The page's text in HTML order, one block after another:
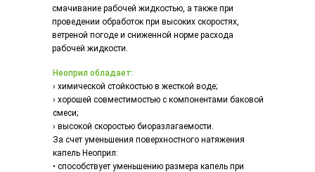
смачивание рабочей жидкостью, а также при
проведении обработок при высоких скоростях,
ветреной погоде и сниженной норме расхода
рабочей жидкости.
Неоприл обладает:
› химической стойкостью в жесткой воде;
› хорошей совместимостью с компонентами баковой
смеси;
› высокой скоростью биоразлагаемости.
За счет уменьшения поверхностного натяжения
капель Неоприл:
• способствует уменьшению размера капель при